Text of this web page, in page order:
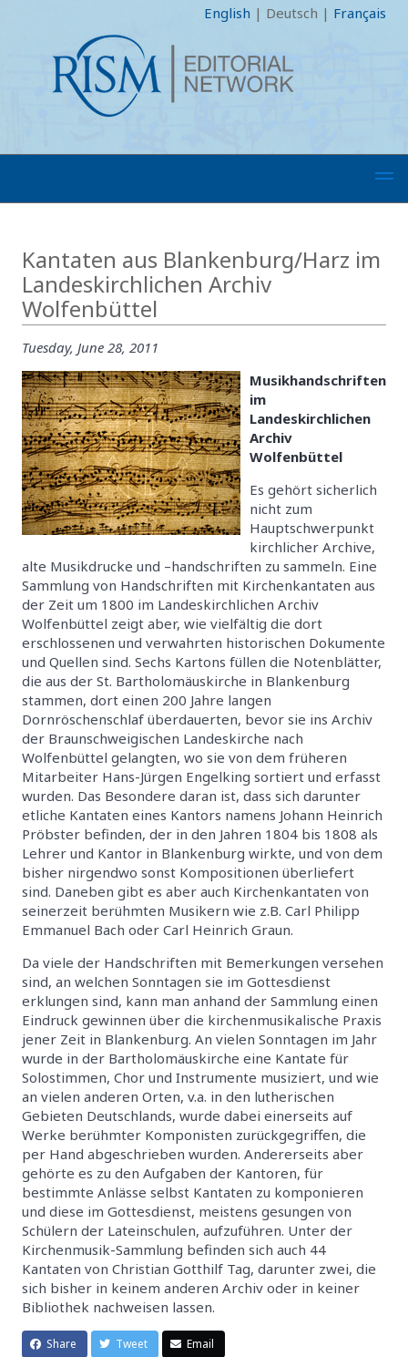
English | Deutsch | Français
Kantaten aus Blankenburg/Harz im
Landeskirchlichen Archiv
Wolfenbüttel
Tuesday, June 28, 2011
Musikhandschriften
im
Landeskirchlichen
Archiv
Wolfenbüttel
Es gehört sicherlich
nicht zum
Hauptschwerpunkt
kirchlicher Archive,
alte Musikdrucke und –handschriften zu sammeln. Eine
Sammlung von Handschriften mit Kirchenkantaten aus
der Zeit um 1800 im Landeskirchlichen Archiv
Wolfenbüttel zeigt aber, wie vielfältig die dort
erschlossenen und verwahrten historischen Dokumente
und Quellen sind. Sechs Kartons füllen die Notenblätter,
die aus der St. Bartholomäuskirche in Blankenburg
stammen, dort einen 200 Jahre langen
Dornröschenschlaf überdauerten, bevor sie ins Archiv
der Braunschweigischen Landeskirche nach
Wolfenbüttel gelangten, wo sie von dem früheren
Mitarbeiter Hans-Jürgen Engelking sortiert und erfasst
wurden. Das Besondere daran ist, dass sich darunter
etliche Kantaten eines Kantors namens Johann Heinrich
Pröbster befinden, der in den Jahren 1804 bis 1808 als
Lehrer und Kantor in Blankenburg wirkte, und von dem
bisher nirgendwo sonst Kompositionen überliefert
sind. Daneben gibt es aber auch Kirchenkantaten von
seinerzeit berühmten Musikern wie z.B. Carl Philipp
Emmanuel Bach oder Carl Heinrich Graun.
Da viele der Handschriften mit Bemerkungen versehen
sind, an welchen Sonntagen sie im Gottesdienst
erklungen sind, kann man anhand der Sammlung einen
Eindruck gewinnen über die kirchenmusikalische Praxis
jener Zeit in Blankenburg. An vielen Sonntagen im Jahr
wurde in der Bartholomäuskirche eine Kantate für
Solostimmen, Chor und Instrumente musiziert, und wie
an vielen anderen Orten, v.a. in den lutherischen
Gebieten Deutschlands, wurde dabei einerseits auf
Werke berühmter Komponisten zurückgegriffen, die
per Hand abgeschrieben wurden. Andererseits aber
gehörte es zu den Aufgaben der Kantoren, für
bestimmte Anlässe selbst Kantaten zu komponieren
und diese im Gottesdienst, meistens gesungen von
Schülern der Lateinschulen, aufzuführen. Unter der
Kirchenmusik-Sammlung befinden sich auch 44
Kantaten von Christian Gotthilf Tag, darunter zwei, die
sich bisher in keinem anderen Archiv oder in keiner
Bibliothek nachweisen lassen.
Share Tweet Email